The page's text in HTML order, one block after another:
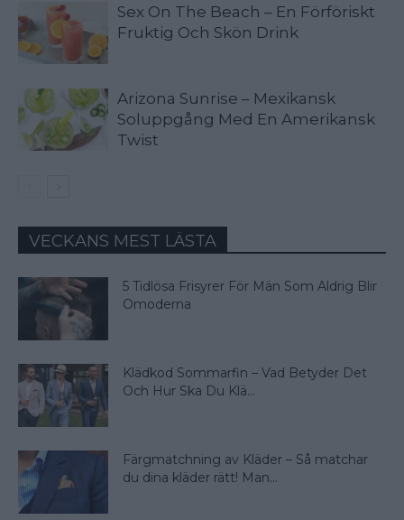
Sex On The Beach – En Förföriskt
Fruktig Och Skön Drink
Arizona Sunrise – Mexikansk
Soluppgång Med En Amerikansk
Twist
VECKANS MEST LÄSTA
5 Tidlösa Frisyrer För Män Som Aldrig Blir
Omoderna
Klädkod Sommarfin – Vad Betyder Det
Och Hur Ska Du Klä...
Färgmatchning av Kläder – Så matchar
du dina kläder rätt! Man...